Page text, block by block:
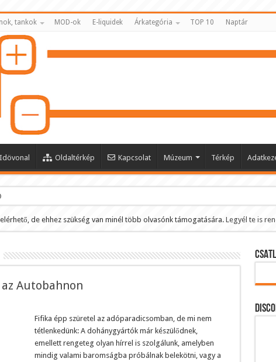
tankok MOD-ok E-liquidek Árkategória TOP 10 Naptár
Idövonal Oldaltérkép Kapcsolat Múzeum Térkép
letöltése
de ehhez szükség van minél több olvasónk támogatására. Legyél te is
Autobahnon
Fifika épp szüretel az adóparadicsomban, de mi nem
tétlenkedünk: A dohánygyártók már készülődnek,
emellett rengeteg olyan hírrel is szolgálunk, amelyben
mindig valami baromságba próbálnak belekötni, vagy a